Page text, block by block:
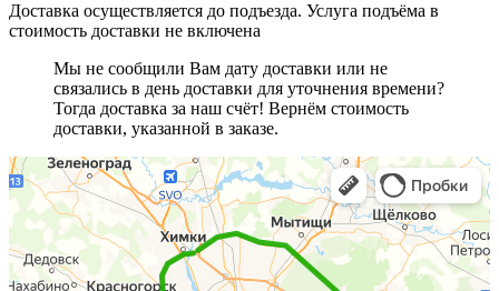
Доставка осуществляется до подъезда. Услуга подъёма в
стоимость доставки не включена
Мы не сообщили Вам дату доставки или не
связались в день доставки для уточнения времени?
Тогда доставка за наш счёт! Вернём стоимость
доставки, указанной в заказе.